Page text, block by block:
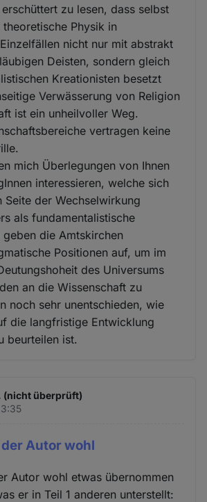
zu lesen, dass selbst
Physik in
nicht nur mit abstrakt
Deisten, sondern gleich
Kreationisten besetzt
Verwässerung von Religion
ist ein unheilvoller Weg.
vertragen keine
mich Überlegungen von Ihnen
interessieren, welche sich
Seite der Wechselwirkung
als fundamentalistische
die Amtskirchen
Positionen auf, um im
des Universums
an die Wissenschaft zu
noch sehr unentschieden, wie
die langfristige Entwicklung
beurteilen ist.
(nicht überprüft)
Autor wohl
Autor wohl etwas übernommen
er in Teil 1 anderen unterstellt: